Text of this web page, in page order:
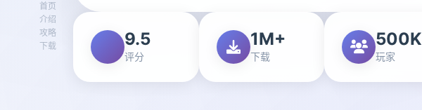
首页
介绍
攻略
下载
9.5
评分
1M+
下载
500K
玩家